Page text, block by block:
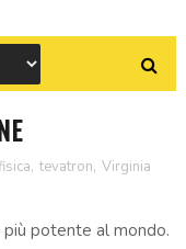
, tevatron, Virginia
potente al mondo.